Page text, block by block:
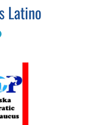
Latino